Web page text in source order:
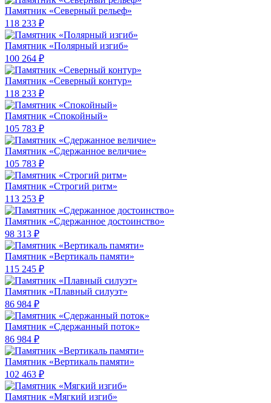
Памятник «Северный рельеф»
118 233 ₽
Памятник «Полярный изгиб»
100 264 ₽
Памятник «Северный контур»
118 233 ₽
Памятник «Спокойный»
105 783 ₽
Памятник «Сдержанное величие»
105 783 ₽
Памятник «Строгий ритм»
113 253 ₽
Памятник «Сдержанное достоинство»
98 313 ₽
Памятник «Вертикаль памяти»
115 245 ₽
Памятник «Плавный силуэт»
86 984 ₽
Памятник «Сдержанный поток»
86 984 ₽
Памятник «Вертикаль памяти»
102 463 ₽
Памятник «Мягкий изгиб»